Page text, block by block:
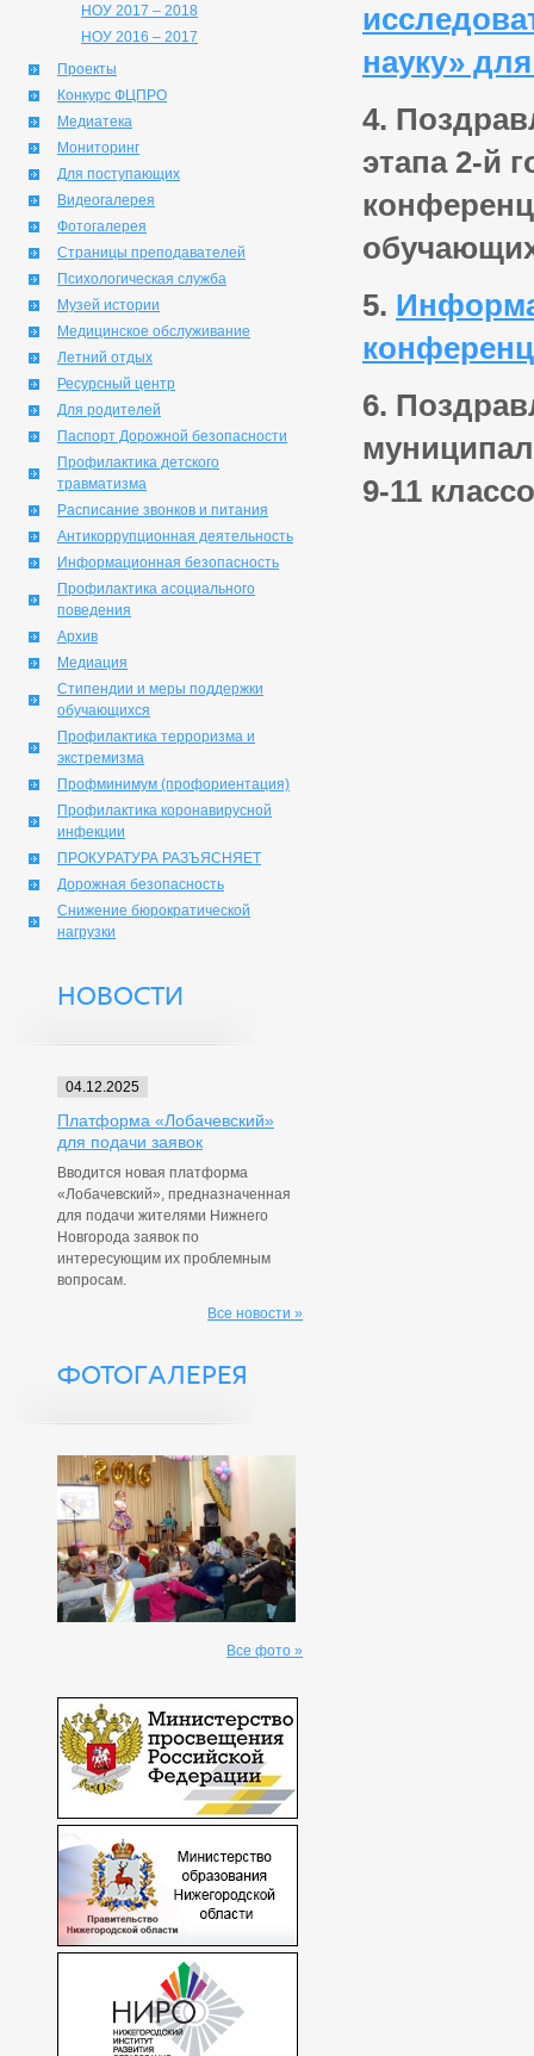
НОУ 2017 – 2018
НОУ 2016 – 2017
Проекты
Конкурс ФЦПРО
Медиатека
Мониторинг
Для поступающих
Видеогалерея
Фотогалерея
Страницы преподавателей
Психологическая служба
Музей истории
Медицинское обслуживание
Летний отдых
Ресурсный центр
Для родителей
Паспорт Дорожной безопасности
Профилактика детского
травматизма
Расписание звонков и питания
Антикоррупционная деятельность
Информационная безопасность
Профилактика асоциального
поведения
Архив
Медиация
Стипендии и меры поддержки
обучающихся
Профилактика терроризма и
экстремизма
Профминимум (профориентация)
Профилактика коронавирусной
инфекции
ПРОКУРАТУРА РАЗЪЯСНЯЕТ
Дорожная безопасность
Снижение бюрократической
нагрузки
НОВОСТИ
04.12.2025
Платформа «Лобачевский»
для подачи заявок
Вводится новая платформа
«Лобачевский», предназначенная
для подачи жителями Нижнего
Новгорода заявок по
интересующим их проблемным
вопросам.
Все новости »
ФОТОГАЛЕРЕЯ
Все фото »
науку»
4.
этапа 2-й
5.
6.
9-11